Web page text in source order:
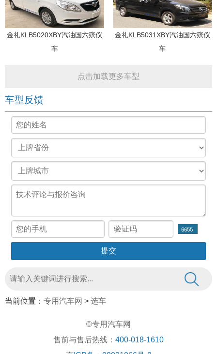
金礼KLB5020XBY汽油国六殡仪
车
金礼KLB5031XBY汽油国六殡仪
车
点击加载更多车型
车型反馈
当前位置： 专用汽车网 > 选车
©专用汽车网
售前与售后热线： 400-018-1610